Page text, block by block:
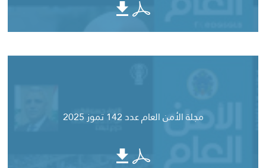
مجلة الأمن العام عدد 142 تموز 2025